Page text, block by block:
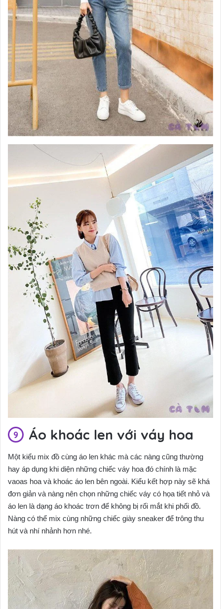
Áo khoác len với váy hoa
Một kiểu mix đồ cùng áo len khác mà các nàng cũng thường
hay áp dụng khi diện những chiếc váy hoa đó chính là mặc
vaoas hoa và khoác áo len bên ngoài. Kiểu kết hợp này sẽ khá
đơn giản và nàng nên chọn những chiếc váy có họa tiết nhỏ và
áo len là dạng áo khoác trơn để không bị rối mắt khi phối đồ.
Nàng có thể mix cùng những chiếc giày sneaker để trông thu
hút và nhí nhảnh hơn nhé.